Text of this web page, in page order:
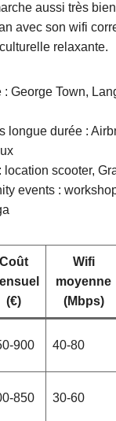
aussi très
avec son wifi
relaxante.
: George Town,
longue durée :
location scooter,
events :
Coût
(€)
Wifi
moyenne
(Mbps)
900 40-80
850 30-60